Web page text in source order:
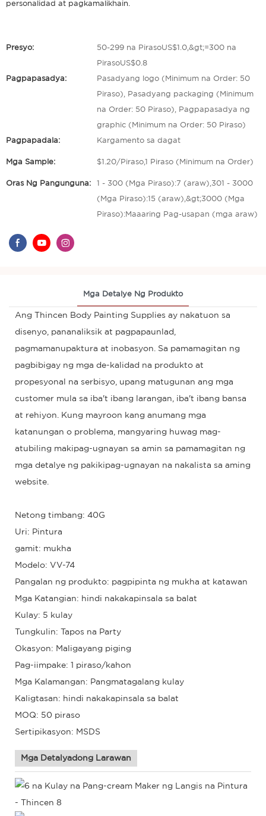
personalidad at pagkamalikhain.
Presyo: 50-299 na PirasoUS$1.0,&gt;=300 na
PirasoUS$0.8
Pagpapasadya: Pasadyang logo (Minimum na Order: 50
Piraso), Pasadyang packaging (Minimum
na Order: 50 Piraso), Pagpapasadya ng
graphic (Minimum na Order: 50 Piraso)
Pagpapadala: Kargamento sa dagat
Mga Sample: $1.20/Piraso,1 Piraso (Minimum na Order)
Oras Ng Pangunguna: 1 - 300 (Mga Piraso):7 (araw),301 - 3000
(Mga Piraso):15 (araw),&gt;3000 (Mga
Piraso):Maaaring Pag-usapan (mga araw)
Mga Detalye Ng Produkto
Ang Thincen Body Painting Supplies ay nakatuon sa
disenyo, pananaliksik at pagpapaunlad,
pagmamanupaktura at inobasyon. Sa pamamagitan ng
pagbibigay ng mga de-kalidad na produkto at
propesyonal na serbisyo, upang matugunan ang mga
customer mula sa iba't ibang larangan, iba't ibang bansa
at rehiyon. Kung mayroon kang anumang mga
katanungan o problema, mangyaring huwag mag-
atubiling makipag-ugnayan sa amin sa pamamagitan ng
mga detalye ng pakikipag-ugnayan na nakalista sa aming
website.
Netong timbang: 40G
Uri: Pintura
gamit: mukha
Modelo: VV-74
Pangalan ng produkto: pagpipinta ng mukha at katawan
Mga Katangian: hindi nakakapinsala sa balat
Kulay: 5 kulay
Tungkulin: Tapos na Party
Okasyon: Maligayang piging
Pag-iimpake: 1 piraso/kahon
Mga Kalamangan: Pangmatagalang kulay
Kaligtasan: hindi nakakapinsala sa balat
MOQ: 50 piraso
Sertipikasyon: MSDS
Mga Detalyadong Larawan